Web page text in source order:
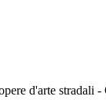
d'arte stradali